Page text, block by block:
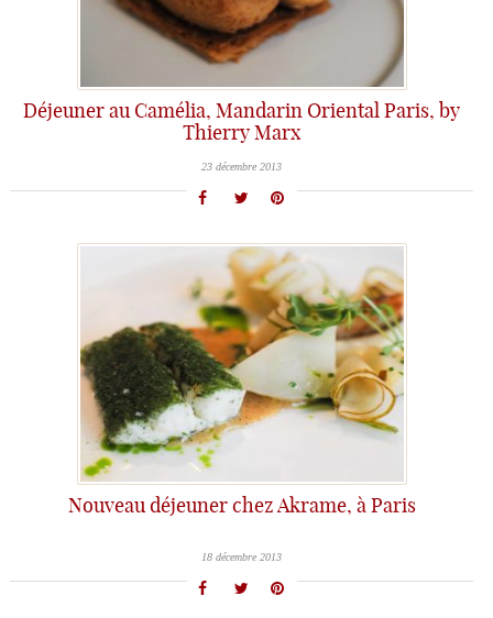
Déjeuner au Camélia, Mandarin Oriental Paris, by
Thierry Marx
23 décembre 2013
Nouveau déjeuner chez Akrame, à Paris
18 décembre 2013